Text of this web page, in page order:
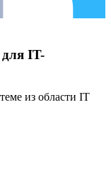
IT-
из области IT